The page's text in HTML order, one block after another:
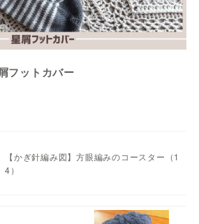
フットカバー
【かぎ針編み図】方眼編みのコースター（1
4）